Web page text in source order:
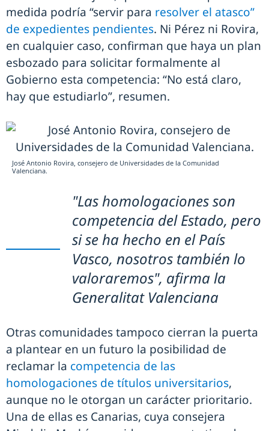
medida podría “servir para resolver el atasco”
de expedientes pendientes. Ni Pérez ni Rovira,
en cualquier caso, confirman que haya un plan
esbozado para solicitar formalmente al
Gobierno esta competencia: “No está claro,
hay que estudiarlo”, resumen.
José Antonio Rovira, consejero de Universidades de la Comunidad
Valenciana.
"Las homologaciones son
competencia del Estado, pero
si se ha hecho en el País
Vasco, nosotros también lo
valoraremos", afirma la
Generalitat Valenciana
Otras comunidades tampoco cierran la puerta
a plantear en un futuro la posibilidad de
reclamar la competencia de las
homologaciones de títulos universitarios,
aunque no le otorgan un carácter prioritario.
Una de ellas es Canarias, cuya consejera